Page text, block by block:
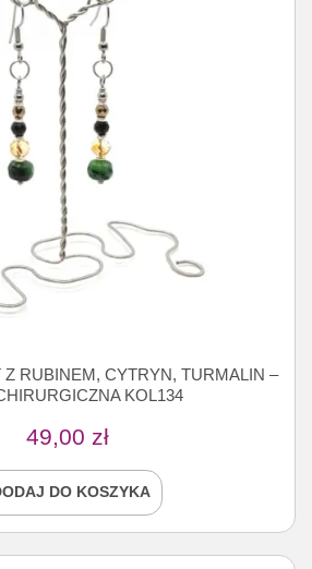
Z RUBINEM, CYTRYN, TURMALIN –
KOL134
49,00 zł
DO KOSZYKA